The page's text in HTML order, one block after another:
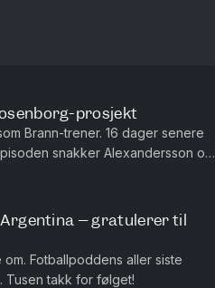
prosjekt
Brann-trener. 16 dager senere
snakker Alexandersson om
vil endre R...
Argentina – gratulerer til
Fotballpoddens aller siste
Tusen takk for følget!